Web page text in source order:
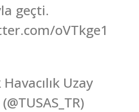
geçti.
oVTkge1
Uzay